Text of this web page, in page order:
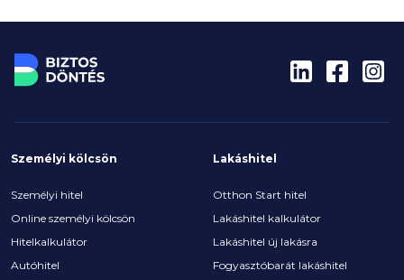
Személyi kölcsön
Személyi hitel
Online személyi kölcsön
Hitelkalkulátor
Autóhitel
Lakáshitel
Otthon Start hitel
Lakáshitel kalkulátor
Lakáshitel új lakásra
Fogyasztóbarát lakáshitel